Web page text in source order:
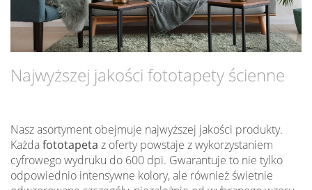
Najwyższej jakości fototapety ścienne
Nasz asortyment obejmuje najwyższej jakości produkty.
Każdafototapeta z oferty powstaje z wykorzystaniem
cyfrowego wydruku do 600 dpi. Gwarantuje to nie tylko
odpowiednio intensywne kolory, ale również świetnie